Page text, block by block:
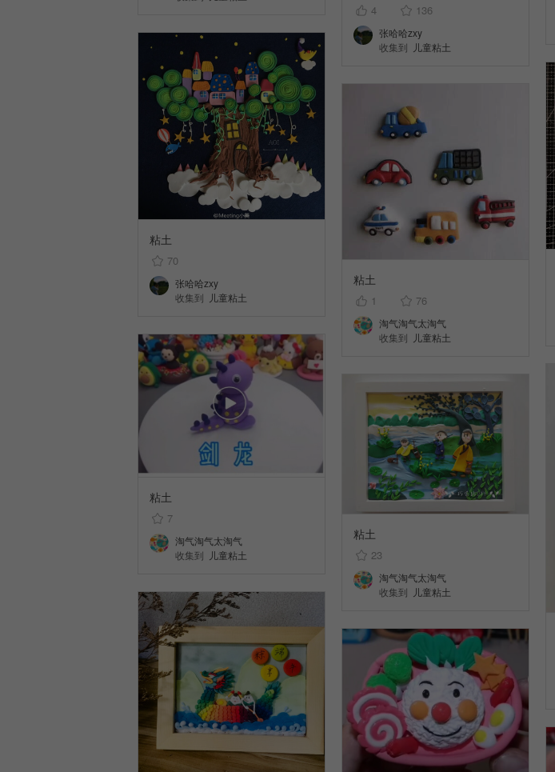
4 136
张哈哈zxy
收集到 儿童粘土
粘土
70
张哈哈zxy
收集到 儿童粘土
粘土
1 76
淘气淘气太淘气
收集到 儿童粘土
粘土
7
淘气淘气太淘气
收集到 儿童粘土
粘土
23
淘气淘气太淘气
收集到 儿童粘土